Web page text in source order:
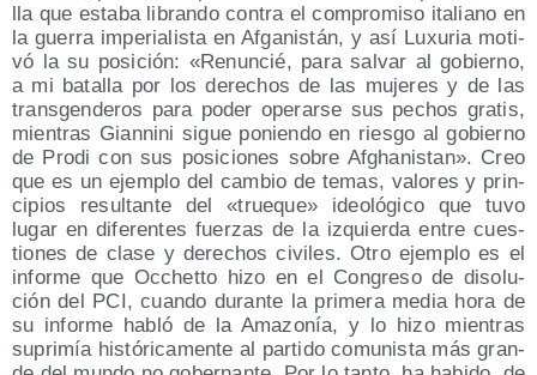
lla que esta­ba libran­do con­tra el com­pro­mi­so ita­liano en
la gue­rra impe­ria­lis­ta en Afga­nis­tán, y así Luxu­ria moti­
vó la su posi­ción: «Renun­cié, para sal­var al gobierno,
a mi bata­lla por los dere­chos de las muje­res y de las
trans­gen­de­ros para poder ope­rar­se sus pechos gra­tis,
mien­tras Gian­ni­ni sigue ponien­do en ries­go al gobierno
de Pro­di con sus posi­cio­nes sobre Afgha­nis­tan». Creo
que es un ejem­plo del cam­bio de temas, valo­res y prin­
ci­pios resul­tan­te del «true­que» ideo­ló­gi­co que tuvo
lugar en dife­ren­tes fuer­zas de la izquier­da entre cues­
tio­nes de cla­se y dere­chos civi­les. Otro ejem­plo es el
infor­me que Occhet­to hizo en el Con­gre­so de diso­lu­
ción del PCI, cuan­do duran­te la pri­me­ra media hora de
su infor­me habló de la Ama­zo­nía, y lo hizo mien­tras
supri­mía his­tó­ri­ca­men­te al par­ti­do comu­nis­ta más gran­